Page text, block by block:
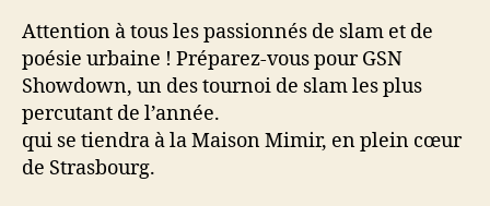
Attention à tous les passionnés de slam et de
poésie urbaine ! Préparez-vous pour GSN
Showdown, un des tournoi de slam les plus
percutant de l’année.
qui se tiendra à la Maison Mimir, en plein cœur
de Strasbourg.